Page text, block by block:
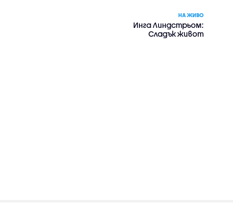
НА ЖИВО
Инга Линдстрьом:
Сладък живот